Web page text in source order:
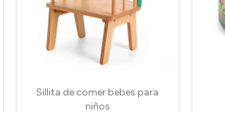
Sillita de comer bebes para
niños